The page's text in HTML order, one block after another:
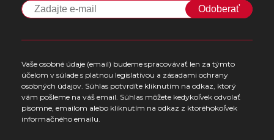
Odoberať
Vaše osobné údaje (email) budeme spracovávať len za týmto
účelom v súlade s platnou legislatívou a zásadami ochrany
osobných údajov. Súhlas potvrdíte kliknutím na odkaz, ktorý
vám pošleme na váš email. Súhlas môžete kedykoľvek odvolať
písomne, emailom alebo kliknutím na odkaz z ktoréhokoľvek
informačného emailu.